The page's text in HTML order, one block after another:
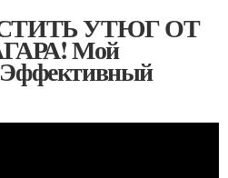
УТЮГ ОТ
Мой